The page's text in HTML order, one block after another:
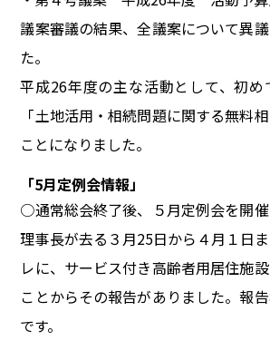
議案審議の結果、全議案について異
た。
平成26年度の主な活動として、初め
「土地活用・相続問題に関する無料
ことになりました。
「5月定例会情報」
○通常総会終了後、５月定例会を開
理事長が去る３月25日から４月１日
レに、サービス付き高齢者用居住施
ことからその報告がありました。報
です。